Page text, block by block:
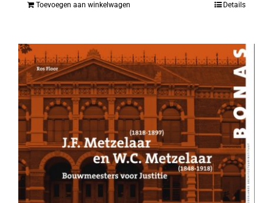
Toevoegen aan winkelwagen Details